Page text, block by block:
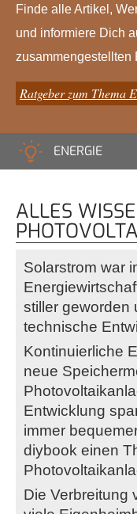
Finde alle Artikel,
und informiere Dich
zusammengestellten
Ratgeber zum Thema
ENERGIE
ALLES
Solarstrom war
stiller geworden
technische
Kontinuierliche
neue
Entwicklung
immer
diybook einen
Die Verbreitung